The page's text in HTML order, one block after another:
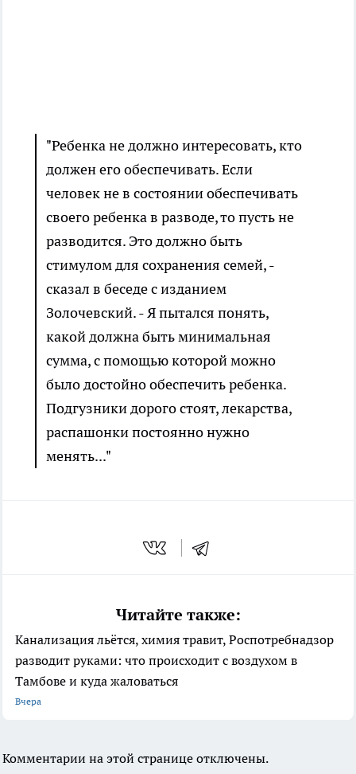
"Ребенка не должно интересовать, кто
должен его обеспечивать. Если
человек не в состоянии обеспечивать
своего ребенка в разводе, то пусть не
разводится. Это должно быть
стимулом для сохранения семей, -
сказал в беседе с изданием
Золочевский. - Я пытался понять,
какой должна быть минимальная
сумма, с помощью которой можно
было достойно обеспечить ребенка.
Подгузники дорого стоят, лекарства,
распашонки постоянно нужно
менять..."
Читайте также:
Канализация льётся, химия травит, Роспотребнадзор
разводит руками: что происходит с воздухом в
Тамбове и куда жаловаться
Вчера
Комментарии на этой странице отключены.